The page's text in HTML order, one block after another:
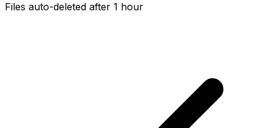
Files auto-deleted after 1 hour